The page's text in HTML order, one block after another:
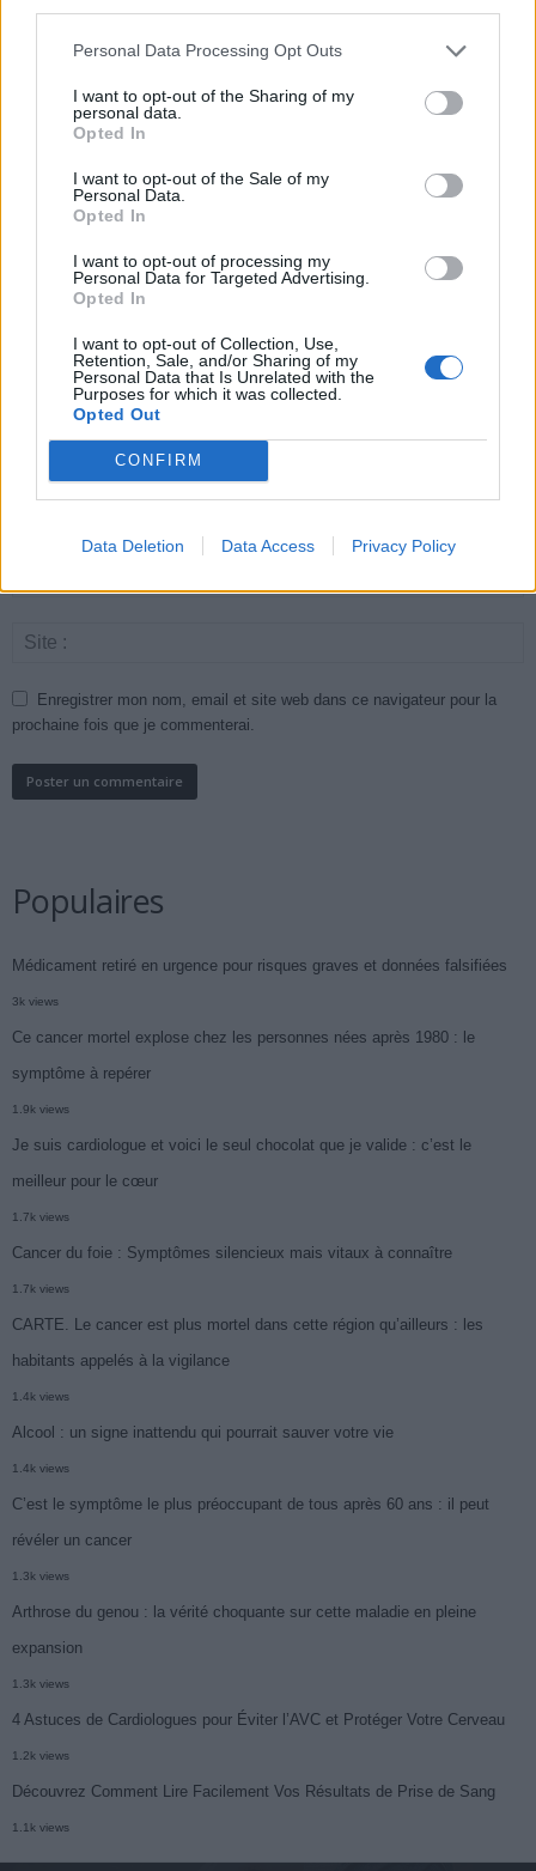
Personal Data Processing Opt Outs
I want to opt-out of the Sharing of my
personal data.
Opted In
I want to opt-out of the Sale of my
Personal Data.
Opted In
I want to opt-out of processing my
Personal Data for Targeted Advertising.
Opted In
I want to opt-out of Collection, Use,
Retention, Sale, and/or Sharing of my
Personal Data that Is Unrelated with the
Purposes for which it was collected.
Opted Out
CONFIRM
Data Deletion Data Access Privacy Policy
Canicule : les conseils
essentiels des
cardiologues pour
éviter le danger
Éclipse du 12 août :
attention à la pénurie de
Un chewing-gum
révolutionnaire pour
combattre le cancer
Enregistrer mon nom, email et site web dans ce navigateur pour la
prochaine fois que je commenterai.
Populaires
Médicament retiré en urgence pour risques graves et données falsifiées
3k views
Ce cancer mortel explose chez les personnes nées après 1980 : le
symptôme à repérer
1.9k views
Je suis cardiologue et voici le seul chocolat que je valide : c’est le
meilleur pour le cœur
1.7k views
Cancer du foie : Symptômes silencieux mais vitaux à connaître
1.7k views
CARTE. Le cancer est plus mortel dans cette région qu’ailleurs : les
habitants appelés à la vigilance
1.4k views
Alcool : un signe inattendu qui pourrait sauver votre vie
1.4k views
C’est le symptôme le plus préoccupant de tous après 60 ans : il peut
révéler un cancer
1.3k views
Arthrose du genou : la vérité choquante sur cette maladie en pleine
expansion
1.3k views
4 Astuces de Cardiologues pour Éviter l’AVC et Protéger Votre Cerveau
1.2k views
Découvrez Comment Lire Facilement Vos Résultats de Prise de Sang
1.1k views